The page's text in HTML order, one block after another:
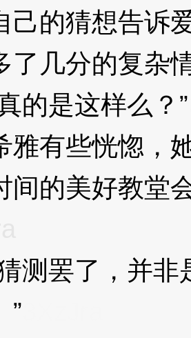
的猜想告诉爱
了几分的复杂
是这样么？”
有些恍惚，她
间的美好教堂
罢了，并非
”